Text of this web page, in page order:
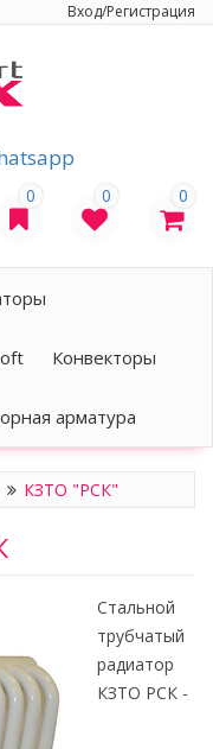
Вход/Регистрация
0 0 0
Конвекторы
арматура
КЗТО "РСК"
Стальной
трубчатый
радиатор
КЗТО РСК -